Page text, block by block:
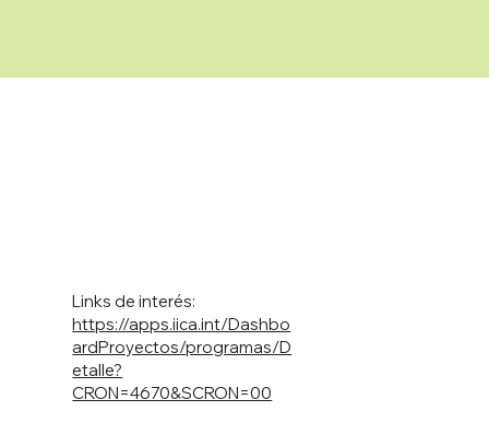
https://apps.iica.int/Dashbo
ardProyectos/programas/D
etalle?
CRON=4670&SCRON=00
Links de interés: